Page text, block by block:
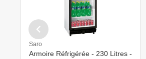
Saro
Armoire Réfrigérée - 230 Litres -